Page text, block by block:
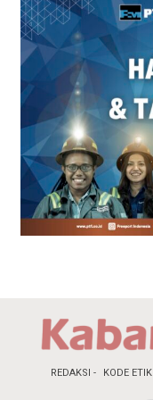
REDAKSI KODE ETIK